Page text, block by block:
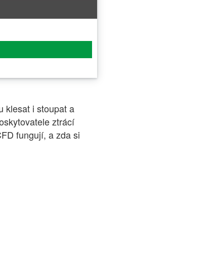
klesat i stoupat a
ztrácí
fungují, a zda si